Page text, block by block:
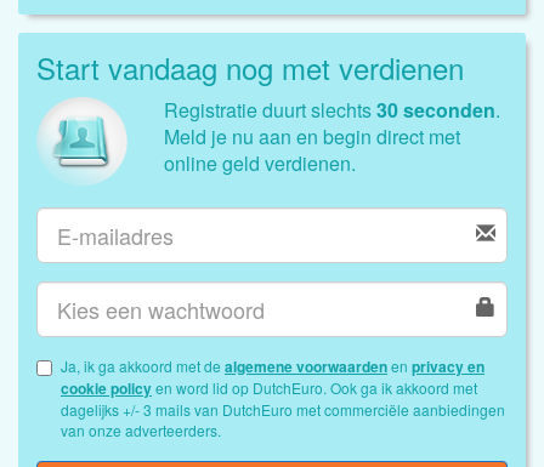
Start vandaag nog met verdienen
Registratie duurt slechts30 seconden.
Meld je nu aan en begin direct met
online geld verdienen.
Ja, ik ga akkoord met de algemene voorwaardenen privacy en
cookie policy
dagelijks +/- 3 mails van DutchEuro met commerciële aanbiedingen
van onze adverteerders.